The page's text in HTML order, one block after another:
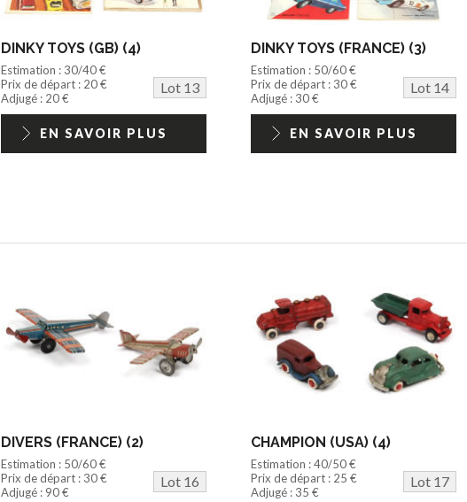
DINKY TOYS (GB) (4)
Estimation : 30/40 €
Prix de départ : 20 €
Lot 13
Adjugé : 20 €
EN SAVOIR PLUS
DINKY TOYS (FRANCE) (3)
Estimation : 50/60 €
Prix de départ : 30 €
Lot 14
Adjugé : 30 €
EN SAVOIR PLUS
DIVERS (FRANCE) (2)
Estimation : 50/60 €
Prix de départ : 30 €
Lot 16
Adjugé : 90 €
CHAMPION (USA) (4)
Estimation : 40/50 €
Prix de départ : 25 €
Lot 17
Adjugé : 35 €